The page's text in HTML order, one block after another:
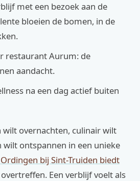
met een bezoek aan de
bloeien de bomen, in de
restaurant Aurum: de
aandacht.
na een dag actief buiten
overnachten, culinair wilt
ontspannen in een unieke
bij Sint-Truiden biedt
Een verblijf voelt als